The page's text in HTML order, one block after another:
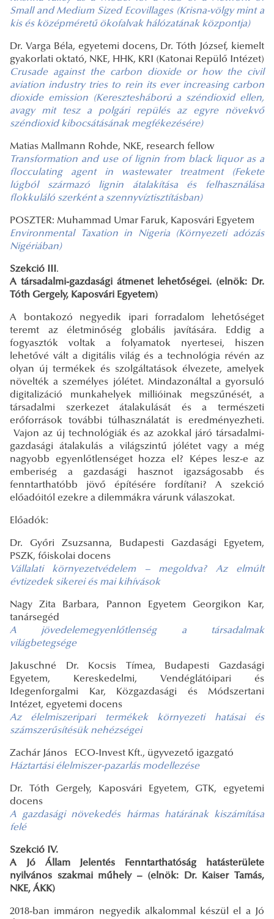
Small and Medium Sized Ecovillages (Krisna-völgy mint a
kis és középméretű ökofalvak hálózatának központja)
Dr. Varga Béla, egyetemi docens, Dr. Tóth József, kiemelt
gyakorlati oktató, NKE, HHK, KRI (Katonai Repülő Intézet)
Crusade against the carbon dioxide or how the civil
aviation industry tries to rein its ever increasing carbon
dioxide emission (Keresztesháború a széndioxid ellen,
avagy mit tesz a polgári repülés az egyre növekvő
széndioxid kibocsátásának megfékezésére)
Matias Mallmann Rohde, NKE, research fellow
Transformation and use of lignin from black liquor as a
flocculating agent in wastewater treatment (Fekete
lúgból származó lignin átalakítása és felhasználása
flokkuláló szerként a szennyvíztisztításban)
POSZTER: Muhammad Umar Faruk, Kaposvári Egyetem
Environmental Taxation in Nigeria (Környezeti adózás
Nigériában)
Szekció III .
A társadalmi-gazdasági átmenet lehetőségei. (elnök: Dr.
Tóth Gergely, Kaposvári Egyetem)
A bontakozó negyedik ipari forradalom lehetőséget
teremt az életminőség globális javítására. Eddig a
fogyasztók voltak a folyamatok nyertesei, hiszen
lehetővé vált a digitális világ és a technológia révén az
olyan új termékek és szolgáltatások élvezete, amelyek
növelték a személyes jólétet. Mindazonáltal a gyorsuló
digitalizáció munkahelyek millióinak megszűnését, a
társadalmi szerkezet átalakulását és a természeti
erőforrások további túlhasználatát is eredményezheti.
Vajon az új technológiák és az azokkal járó társadalmi-
gazdasági átalakulás a világszintű jólétet vagy a még
nagyobb egyenlőtlenséget hozza el? Képes lesz-e az
emberiség a gazdasági hasznot igazságosabb és
fenntarthatóbb jövő építésére fordítani? A szekció
előadóitól ezekre a dilemmákra várunk válaszokat.
Előadók:
Dr. Győri Zsuzsanna, Budapesti Gazdasági Egyetem,
PSZK, főiskolai docens
Vállalati környezetvédelem – megoldva? Az elmúlt
évtizedek sikerei és mai kihívások
Nagy Zita Barbara, Pannon Egyetem Georgikon Kar,
tanársegéd
A jövedelemegyenlőtlenség a társadalmak
világbetegsége
Jakuschné Dr. Kocsis Tímea, Budapesti Gazdasági
Egyetem, Kereskedelmi, Vendéglátóipari és
Idegenforgalmi Kar, Közgazdasági és Módszertani
Intézet, egyetemi docens
Az élelmiszeripari termékek környezeti hatásai és
számszerűsítésük nehézségei
Zachár János ECO-Invest Kft., ügyvezető igazgató
Háztartási élelmiszer-pazarlás modellezése
Dr. Tóth Gergely, Kaposvári Egyetem, GTK, egyetemi
docens
A gazdasági növekedés hármas határának kiszámítása
felé
Szekció IV.
A Jó Állam Jelentés Fenntarthatóság hatásterülete
nyilvános szakmai műhely– (elnök: Dr. Kaiser Tamás,
NKE, ÁKK)
2018-ban immáron negyedik alkalommal készül el a Jó